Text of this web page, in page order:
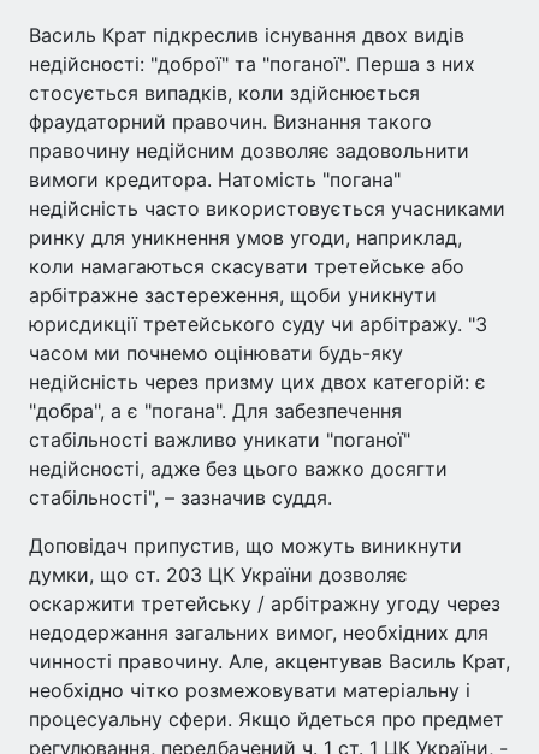
Василь Крат підкреслив існування двох видів
недійсності: "доброї" та "поганої". Перша з них
стосується випадків, коли здійснюється
фраудаторний правочин. Визнання такого
правочину недійсним дозволяє задовольнити
вимоги кредитора. Натомість "погана"
недійсність часто використовується учасниками
ринку для уникнення умов угоди, наприклад,
коли намагаються скасувати третейське або
арбітражне застереження, щоби уникнути
юрисдикції третейського суду чи арбітражу. "З
часом ми почнемо оцінювати будь-яку
недійсність через призму цих двох категорій: є
"добра", а є "погана". Для забезпечення
стабільності важливо уникати "поганої"
недійсності, адже без цього важко досягти
стабільності", – зазначив суддя.
Доповідач припустив, що можуть виникнути
думки, що ст. 203 ЦК України дозволяє
оскаржити третейську / арбітражну угоду через
недодержання загальних вимог, необхідних для
чинності правочину. Але, акцентував Василь Крат,
необхідно чітко розмежовувати матеріальну і
процесуальну сфери. Якщо йдеться про предмет
регулювання, передбачений ч. 1 ст. 1 ЦК України, -